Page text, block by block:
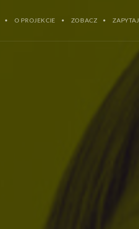
O PROJEKCIE ZOBACZ ZAPYTAJ